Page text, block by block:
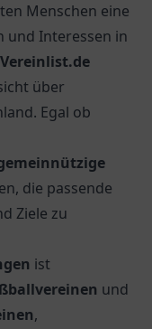
Menschen eine
und Interessen in
Vereinlist.de
über
Egal ob
die passende
Ziele zu
ist
und
,